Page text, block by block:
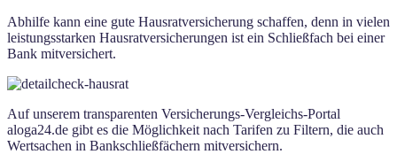
Abhilfe kann eine gute Hausratversicherung schaffen, denn in vielen
leistungsstarken Hausratversicherungen ist ein Schließfach bei einer
Bank mitversichert.
Auf unserem transparenten Versicherungs-Vergleichs-Portal
aloga24.de gibt es die Möglichkeit nach Tarifen zu Filtern, die auch
Wertsachen in Bankschließfächern mitversichern.